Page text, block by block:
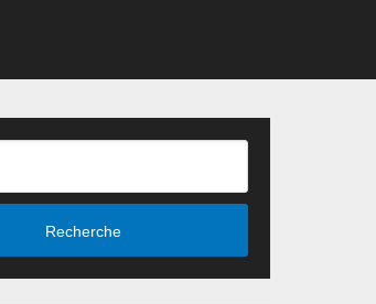
Recherche